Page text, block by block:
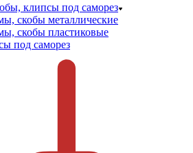
клипсы под саморез
скобы металлические
скобы пластиковые
под саморез